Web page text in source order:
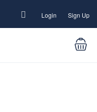
Login Sign Up